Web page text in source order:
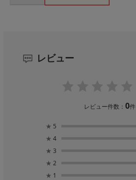
レビュー
レビュー件数：0件
★ 5
★ 4
★ 3
★ 2
★ 1